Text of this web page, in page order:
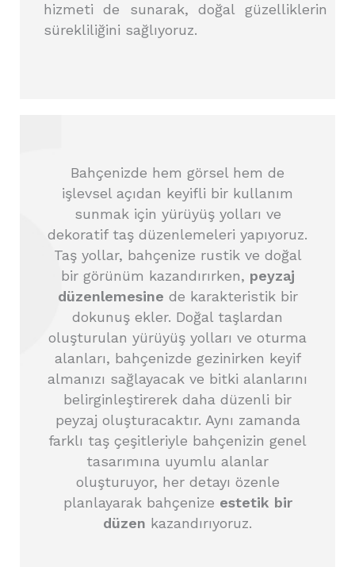
hizmeti de sunarak, doğal güzelliklerin
sürekliliğini sağlıyoruz.
Bahçenizde hem görsel hem de
işlevsel açıdan keyifli bir kullanım
sunmak için yürüyüş yolları ve
dekoratif taş düzenlemeleri yapıyoruz.
Taş yollar, bahçenize rustik ve doğal
bir görünüm kazandırırken, peyzaj
düzenlemesine de karakteristik bir
dokunuş ekler. Doğal taşlardan
oluşturulan yürüyüş yolları ve oturma
alanları, bahçenizde gezinirken keyif
almanızı sağlayacak ve bitki alanlarını
belirginleştirerek daha düzenli bir
peyzaj oluşturacaktır. Aynı zamanda
farklı taş çeşitleriyle bahçenizin genel
tasarımına uyumlu alanlar
oluşturuyor, her detayı özenle
planlayarak bahçenize estetik bir
düzen kazandırıyoruz.